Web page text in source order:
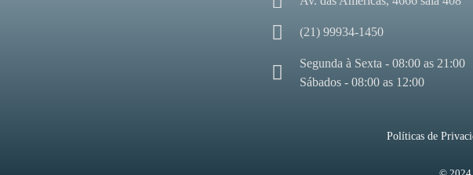
(21) 99934-1450
Segunda à Sexta - 08:00 as 21:00
Sábados - 08:00 as 12:00
Políticas de